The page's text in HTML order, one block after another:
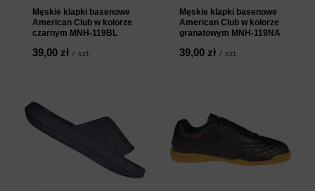
Męskie klapki basenowe
American Club w kolorze
czarnym MNH-119BL
39,00 zł / szt.
Męskie klapki basenowe
American Club w kolorze
granatowym MNH-119NA
39,00 zł / szt.